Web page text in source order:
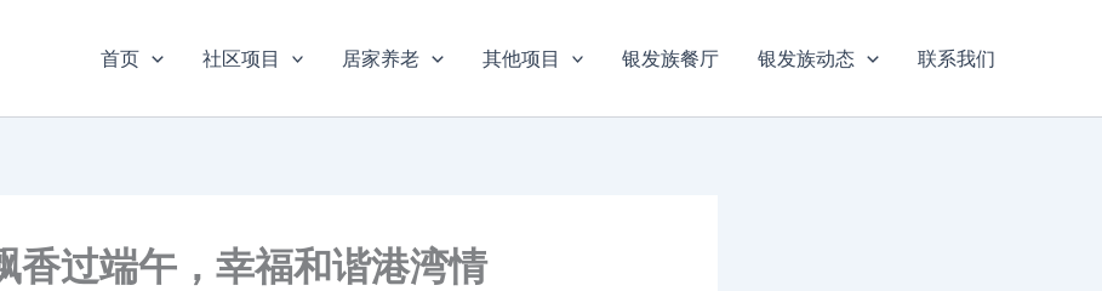
首页 社区项目 居家养老 其他项目 银发族餐厅 银发族动态 联系我们
香过端午，幸福和谐港湾情